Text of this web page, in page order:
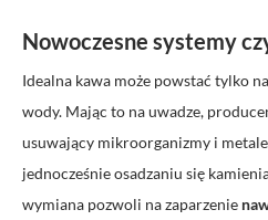
Nowoczesne systemy
Idealna kawa może powstać tylko
wody. Mając to na uwadze,
usuwający mikroorganizmy i
jednocześnie osadzaniu się
wymiana pozwoli na zaparzenie